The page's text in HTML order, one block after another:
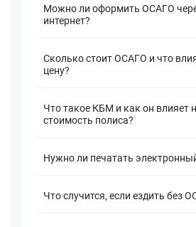
Можно ли оформить ОСАГО
интернет?
Сколько стоит ОСАГО и что
цену?
Что такое КБМ и как он влияет
стоимость полиса?
Нужно ли печатать
Что случится, если ездить без